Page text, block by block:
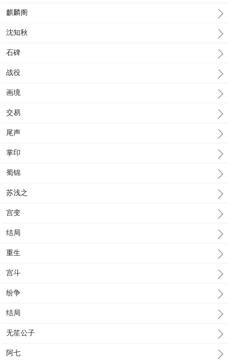
麒麟阁
沈知秋
石碑
战役
画境
交易
尾声
掌印
蜀锦
苏浅之
宫变
结局
重生
宫斗
纷争
结局
无笙公子
阿七